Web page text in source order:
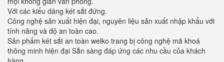
Với các kiểu dáng két sắt đứng.
Công nghệ sản xuất hiện đại, nguyên liệu sản xuất nhập khẩu với
tính năng và độ an toàn cao.
Sản phẩm két sắt an toàn welko trang bị công nghệ mã khoá
thông minh hiện đại Sẵn sàng đáp ứng các nhu cầu của khách